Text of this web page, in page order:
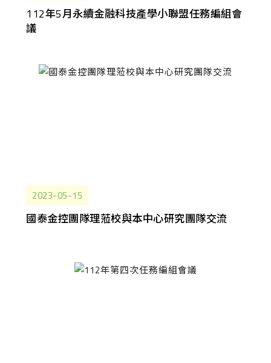
112年5月永續金融科技產學小聯盟任務編組會
議
2023-05-15
國泰金控團隊理蒞校與本中心研究團隊交流